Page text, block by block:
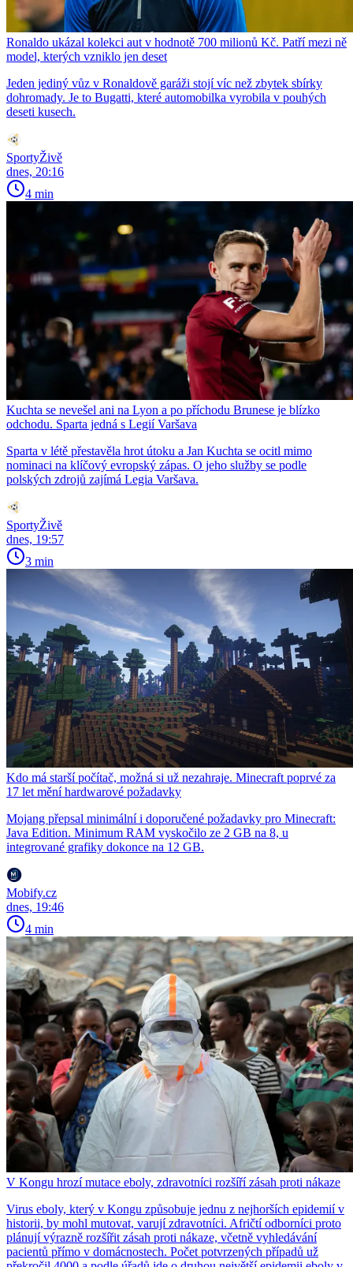
Ronaldo ukázal kolekci aut v hodnotě 700 milionů Kč. Patří mezi ně
model, kterých vzniklo jen deset
Jeden jediný vůz v Ronaldově garáži stojí víc než zbytek sbírky
dohromady. Je to Bugatti, které automobilka vyrobila v pouhých
deseti kusech.
SportyŽivě
dnes, 20:16
4 min
Kuchta se nevešel ani na Lyon a po příchodu Brunese je blízko
odchodu. Sparta jedná s Legií Varšava
Sparta v létě přestavěla hrot útoku a Jan Kuchta se ocitl mimo
nominaci na klíčový evropský zápas. O jeho služby se podle
polských zdrojů zajímá Legia Varšava.
SportyŽivě
dnes, 19:57
3 min
Kdo má starší počítač, možná si už nezahraje. Minecraft poprvé za
17 let mění hardwarové požadavky
Mojang přepsal minimální i doporučené požadavky pro Minecraft:
Java Edition. Minimum RAM vyskočilo ze 2 GB na 8, u
integrované grafiky dokonce na 12 GB.
Mobify.cz
dnes, 19:46
4 min
V Kongu hrozí mutace eboly, zdravotníci rozšíří zásah proti nákaze
Virus eboly, který v Kongu způsobuje jednu z nejhorších epidemií v
historii, by mohl mutovat, varují zdravotníci. Afričtí odborníci proto
plánují výrazně rozšířit zásah proti nákaze, včetně vyhledávání
pacientů přímo v domácnostech. Počet potvrzených případů už